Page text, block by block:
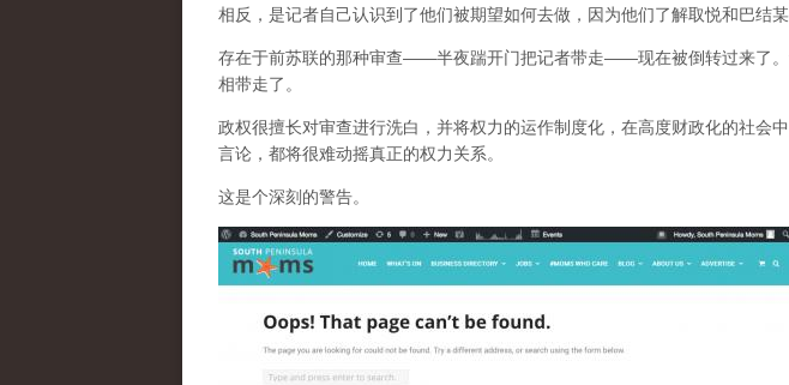
相反，是记者自己认识到了他们被期望如何去做，因为他们了解取悦和巴结某
存在于前苏联的那种审查——半夜踹开门把记者带走——现在被倒转过来了。
相带走了。
政权很擅长对审查进行洗白，并将权力的运作制度化，在高度财政化的社会
言论，都将很难动摇真正的权力关系。
这是个深刻的警告。